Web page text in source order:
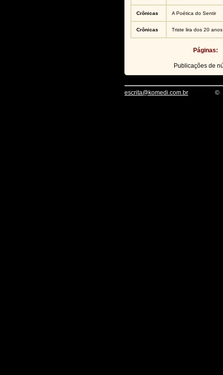
Crônicas A Poética do Sentir
Crônicas Triste lira dos 20 anos
Páginas:
Publicações de
escrita@komedi.com.br ©